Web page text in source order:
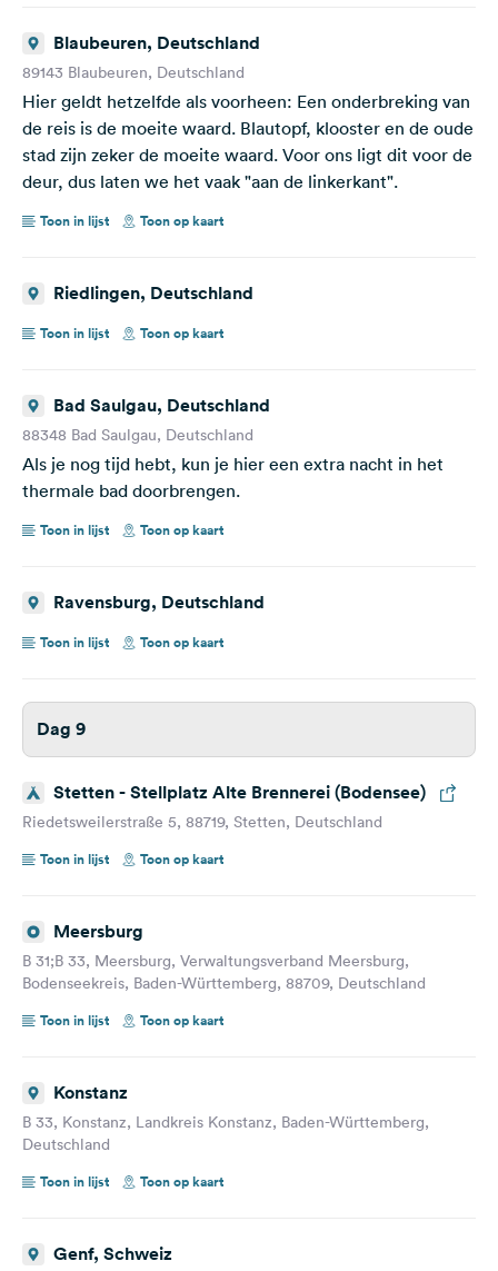
Blaubeuren, Deutschland
89143 Blaubeuren, Deutschland
Hier geldt hetzelfde als voorheen: Een onderbreking van
de reis is de moeite waard. Blautopf, klooster en de oude
stad zijn zeker de moeite waard. Voor ons ligt dit voor de
deur, dus laten we het vaak "aan de linkerkant".
Toon in lijst Toon op kaart
Riedlingen, Deutschland
Toon in lijst Toon op kaart
Bad Saulgau, Deutschland
88348 Bad Saulgau, Deutschland
Als je nog tijd hebt, kun je hier een extra nacht in het
thermale bad doorbrengen.
Toon in lijst Toon op kaart
Ravensburg, Deutschland
Toon in lijst Toon op kaart
Dag 9
Stetten - Stellplatz Alte Brennerei (Bodensee)
Riedetsweilerstraße 5, 88719, Stetten, Deutschland
Toon in lijst
Toon op kaart
Meersburg
B 31;B 33, Meersburg, Verwaltungsverband Meersburg,
Bodenseekreis, Baden-Württemberg, 88709, Deutschland
Toon in lijst
Toon op kaart
Konstanz
B 33, Konstanz, Landkreis Konstanz, Baden-Württemberg,
Deutschland
Toon in lijst
Toon op kaart
Genf, Schweiz